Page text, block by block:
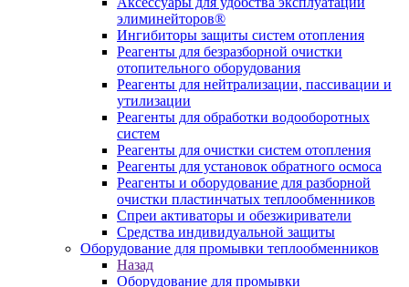
элиминейторов®
Ингибиторы защиты систем отопления
Реагенты для безразборной очистки
отопительного оборудования
Реагенты для нейтрализации, пассивации и
утилизации
Реагенты для обработки водооборотных
систем
Реагенты для очистки систем отопления
Реагенты для установок обратного осмоса
Реагенты и оборудование для разборной
очистки пластинчатых теплообменников
Спреи активаторы и обезжириватели
Средства индивидуальной защиты
Оборудование для промывки теплообменников
Назад
Оборудование для промывки